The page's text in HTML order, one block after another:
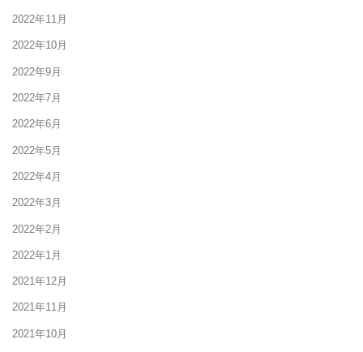
2022年11月
2022年10月
2022年9月
2022年7月
2022年6月
2022年5月
2022年4月
2022年3月
2022年2月
2022年1月
2021年12月
2021年11月
2021年10月